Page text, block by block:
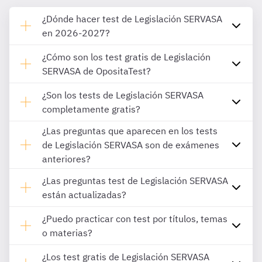
¿Dónde hacer test de Legislación SERVASA
en 2026-2027?
¿Cómo son los test gratis de Legislación
SERVASA de OpositaTest?
¿Son los tests de Legislación SERVASA
completamente gratis?
¿Las preguntas que aparecen en los tests
de Legislación SERVASA son de exámenes
anteriores?
¿Las preguntas test de Legislación SERVASA
están actualizadas?
¿Puedo practicar con test por títulos, temas
o materias?
¿Los test gratis de Legislación SERVASA